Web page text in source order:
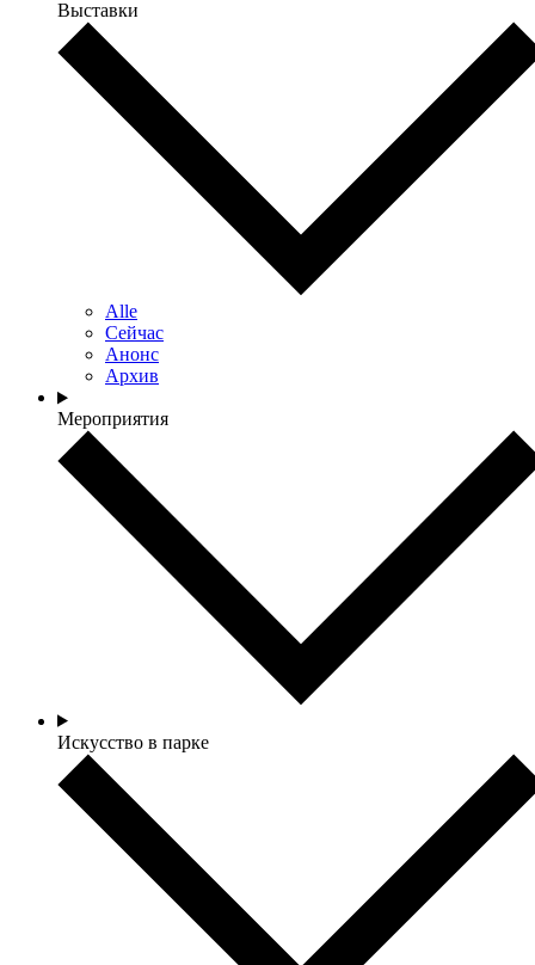
Выставки
Alle
Сейчас
Анонс
Архив
Мероприятия
Искусство в парке